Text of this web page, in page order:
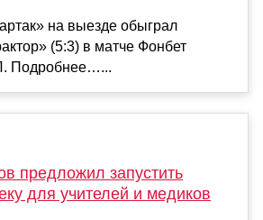
на выезде обыграл
(5:3) в матче Фонбет
Подробнее…...
предложил запустить
для учителей и медиков